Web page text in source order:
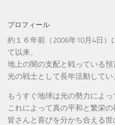
プロフィール
約１６年前（2006年10月4日
て以来、
地上の闇の支配と戦っている預
光の戦士として長年活動してい
もうすぐ地球は光の勢力によっ
これによって真の平和と繁栄の
皆さんと喜びを分かち合える